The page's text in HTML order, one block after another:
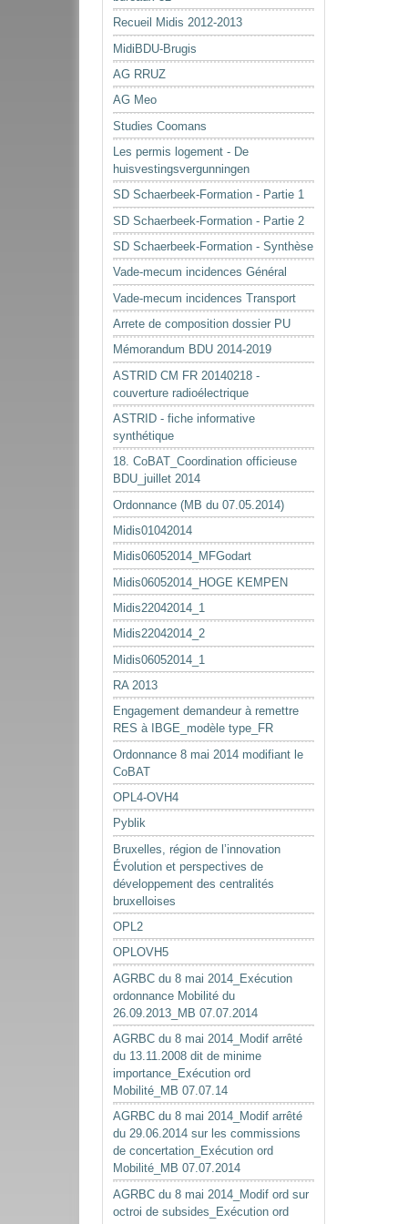
Recueil Midis 2012-2013
MidiBDU-Brugis
AG RRUZ
AG Meo
Studies Coomans
Les permis logement - De
huisvestingsvergunningen
SD Schaerbeek-Formation - Partie 1
SD Schaerbeek-Formation - Partie 2
SD Schaerbeek-Formation - Synthèse
Vade-mecum incidences Général
Vade-mecum incidences Transport
Arrete de composition dossier PU
Mémorandum BDU 2014-2019
ASTRID CM FR 20140218 -
couverture radioélectrique
ASTRID - fiche informative
synthétique
18. CoBAT_Coordination officieuse
BDU_juillet 2014
Ordonnance (MB du 07.05.2014)
Midis01042014
Midis06052014_MFGodart
Midis06052014_HOGE KEMPEN
Midis22042014_1
Midis22042014_2
Midis06052014_1
RA 2013
Engagement demandeur à remettre
RES à IBGE_modèle type_FR
Ordonnance 8 mai 2014 modifiant le
CoBAT
OPL4-OVH4
Pyblik
Bruxelles, région de l’innovation
Évolution et perspectives de
développement des centralités
bruxelloises
OPL2
OPLOVH5
AGRBC du 8 mai 2014_Exécution
ordonnance Mobilité du
26.09.2013_MB 07.07.2014
AGRBC du 8 mai 2014_Modif arrêté
du 13.11.2008 dit de minime
importance_Exécution ord
Mobilité_MB 07.07.14
AGRBC du 8 mai 2014_Modif arrêté
du 29.06.2014 sur les commissions
de concertation_Exécution ord
Mobilité_MB 07.07.2014
AGRBC du 8 mai 2014_Modif ord sur
octroi de subsides_Exécution ord